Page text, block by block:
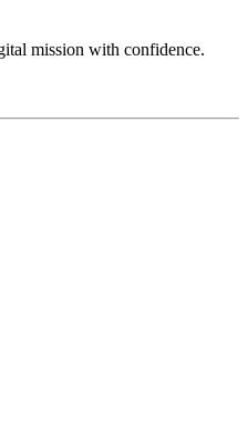
mission with confidence.